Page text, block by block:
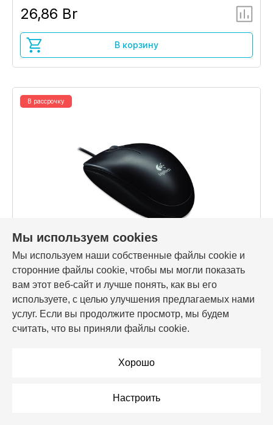
26,86 Br
В корзину
В рассрочку
Код товара: 19594
Мышь Logitech B100, USB, черный, 910-003357
15,99 Br
Мы используем cookies
Мы используем наши собственные файлы cookie и
сторонние файлы cookie, чтобы мы могли показать
вам этот веб-сайт и лучше понять, как вы его
используете, с целью улучшения предлагаемых нами
услуг. Если вы продолжите просмотр, мы будем
считать, что вы приняли файлы cookie.
Хорошо
Настроить